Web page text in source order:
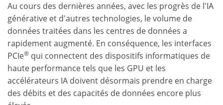
Au cours des dernières années, avec les progrès de l'IA
générative et d'autres technologies, le volume de
données traitées dans les centres de données a
rapidement augmenté. En conséquence, les interfaces
PCIe® qui connectent des dispositifs informatiques de
haute performance tels que les GPU et les
accélérateurs IA doivent désormais prendre en charge
des débits et des capacités de données encore plus